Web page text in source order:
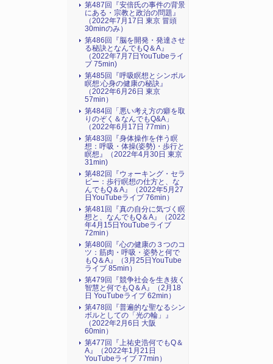
第487回『安倍氏の事件の背景
にある・宗教と政治の問題』
（2022年7月17日 東京 冒頭
30minのみ）
第486回『脳を開発・発達させ
る秘訣となんでもQ＆A』
（2022年7月7日YouTubeライ
ブ 75min)
第485回『呼吸瞑想とシンボル
瞑想:心身の健康の秘訣』
（2022年6月26日 東京
57min）
第484回「悪い考え方の癖を取
りのぞく＆なんでもQ&A」
（2022年6月17日 77min）
第483回『身体操作を伴う瞑
想：呼吸・体操(姿勢)・歩行と
瞑想』（2022年4月30日 東京
31min)
第482回『ウォーキング・セラ
ピー：歩行瞑想の仕方と、な
んでもQ＆A』（2022年5月27
日YouTubeライブ 76min）
第481回『真の自分に気づく瞑
想と、なんでもQ＆A』（2022
年4月15日YouTubeライブ
72min）
第480回『心の健康の３つのコ
ツ：筋肉・呼吸・姿勢と何で
もQ＆A』（3月25日YouTube
ライブ 85min）
第479回『競争社会を生き抜く
智慧と何でもQ＆A』（2月18
日 YouTubeライブ 62min）
第478回『普遍的な聖なるシン
ボルとしての「光の輪」』
（2022年2月6日 大阪
60min）
第477回『上祐史浩何でもQ＆
A』（2022年1月21日
YouTubeライブ 77min）